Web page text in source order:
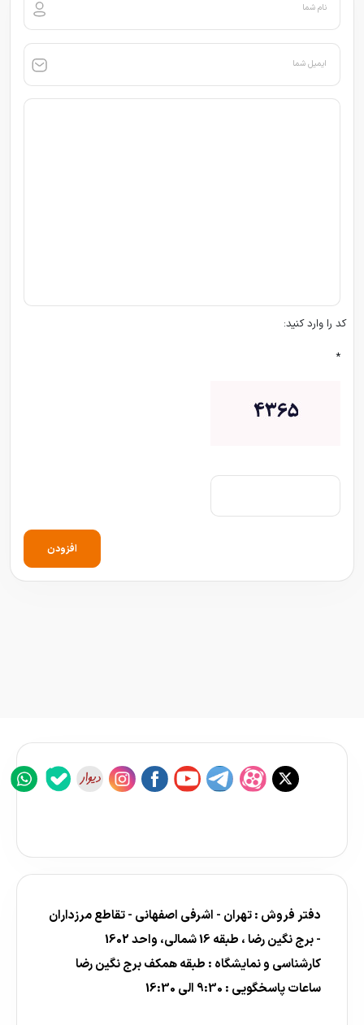
نام شما
ایمیل شما
کد را وارد کنید:
*
افزودن
دفتر فروش : تهران - اشرفی اصفهانی - تقاطع مرزداران
- برج نگین رضا ، طبقه 16 شمالی، واحد 1602
کارشناسی و نمایشگاه : طبقه همکف برج نگین رضا
ساعات پاسخگویی : 9:30 الی 16:30